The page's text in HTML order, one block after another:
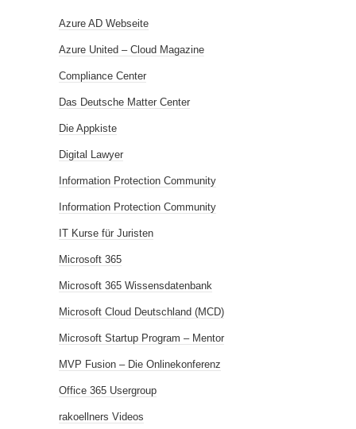
Azure AD Webseite
Azure United – Cloud Magazine
Compliance Center
Das Deutsche Matter Center
Die Appkiste
Digital Lawyer
Information Protection Community
Information Protection Community
IT Kurse für Juristen
Microsoft 365
Microsoft 365 Wissensdatenbank
Microsoft Cloud Deutschland (MCD)
Microsoft Startup Program – Mentor
MVP Fusion – Die Onlinekonferenz
Office 365 Usergroup
rakoellners Videos